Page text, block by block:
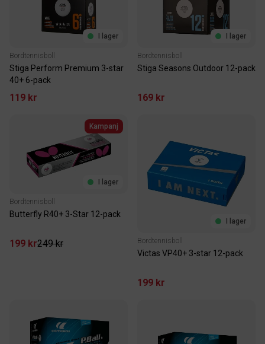
I lager
Bordtennisboll
Stiga Perform Premium 3-star
40+ 6-pack
119 kr
I lager
Bordtennisboll
Stiga Seasons Outdoor 12-pack
169 kr
Kampanj
I lager
Bordtennisboll
Butterfly R40+ 3-Star 12-pack
199 kr249 kr
I lager
Bordtennisboll
Victas VP40+ 3-star 12-pack
199 kr